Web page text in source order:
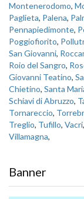
Montenerodomo,
Paglieta, Palena,
Pennapiedimonte,
Poggiofiorito,
San Giovanni,
Roio del Sangro,
Giovanni Teatino,
Chietino, Santa
Schiavi di Abruzzo,
Tornareccio,
Treglio, Tufillo, Vacri,
Villamagna,
Banner